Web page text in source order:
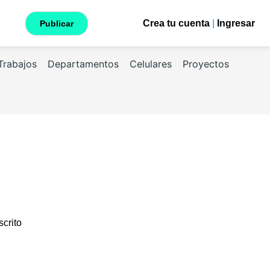
Publicar Crea tu cuenta| Ingresar
Departamentos Celulares Proyectos